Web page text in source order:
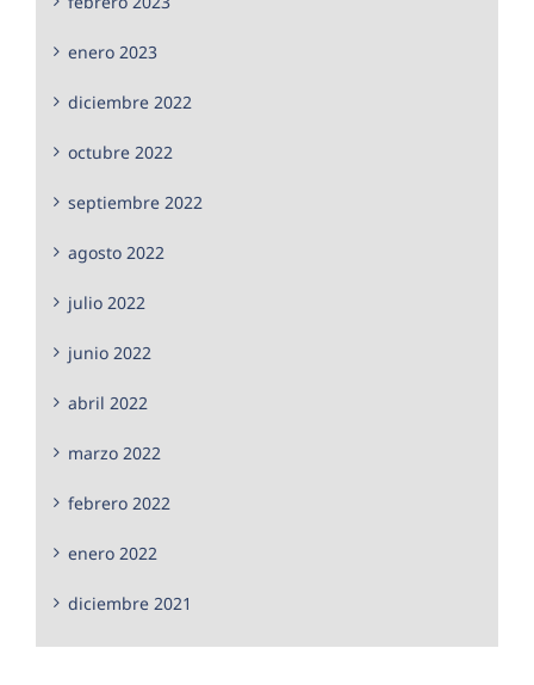
enero 2023
diciembre 2022
octubre 2022
septiembre 2022
agosto 2022
julio 2022
junio 2022
abril 2022
marzo 2022
febrero 2022
enero 2022
diciembre 2021